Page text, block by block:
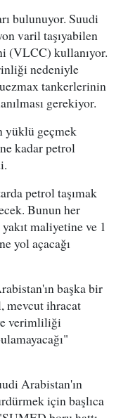
bulunuyor. Suudi
varil taşıyabilen
(VLCC) kullanıyor.
nedeniyle
tankerlerinin
gerekiyor.
yüklü geçmek
kadar petrol
petrol taşımak
Bunun her
maliyetine ve 1
yol açacağı
başka bir
mevcut ihracat
verimliliği
Arabistan'ın
için başlıca